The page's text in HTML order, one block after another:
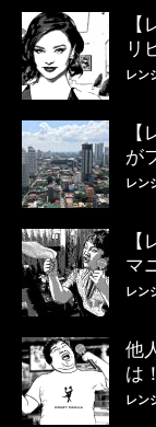
リ
レン
が
レン
マ
レン
他
は
レン